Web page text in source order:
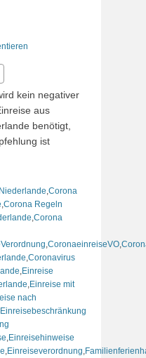
kein negativer
aus
benötigt,
ist
Corona
Corona Regeln
Corona
CoronaeinreiseVO
Coronavirus
Einreise
Einreise mit
nach
Einreisebeschränkung
Einreisehinweise
Einreiseverordnung